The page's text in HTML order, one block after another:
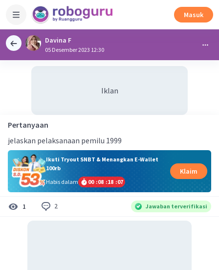
Masuk
Davina F
05 Desember 2023 12:30
Iklan
Pertanyaan
jelaskan pelaksanaan pemilu 1999
Ikuti Tryout SNBT & Menangkan E-Wallet
100rb
Habis dalam
00 :08 :18 :07
Klaim
1 2 Jawaban terverifikasi